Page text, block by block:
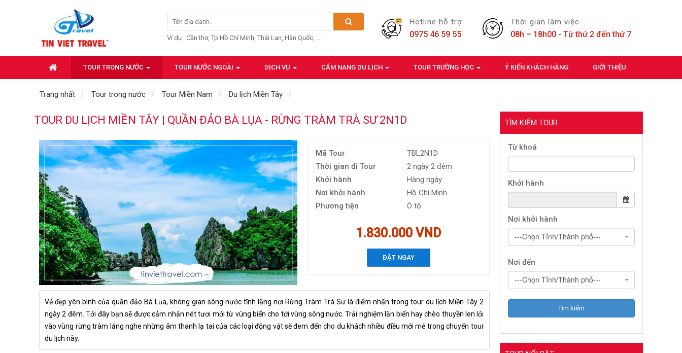
Ví dụ : Cần thơ, Tp Hồ Chí Minh, Thái Lan, Hàn Quốc, ...
Hotline hỗ trợ
0975 46 59 55
Thời gian làm việc
08h – 18h00 - Từ thứ 2 đến thứ 7
TOUR TRONG NƯỚC TOUR NƯỚC NGOÀI DỊCH VỤ CẨM NANG DU LỊCH TOUR TRƯỜNG HỌC Ý KIẾN KHÁCH HÀNG GIỚI THIỆU
Trang nhất Tour trong nước Tour Miền Nam Du lịch Miền Tây
TOUR DU LỊCH MIỀN TÂY | QUẦN ĐẢO BÀ LỤA - RỪNG TRÀM TRÀ SƯ 2N1D
Mã Tour
TBL2N1D
Thời gian đi Tour
2 ngày 2 đêm
Khởi hành
Hàng ngày
Nơi khởi hành
Hồ Chí Minh
Phương tiện
Ô tô
1.830.000 VND
ĐẶT NGAY
Vẻ đẹp yên bình của quần đảo Bà Lụa, không gian sông nước tĩnh lặng nơi Rừng Tràm Trà Sư là điểm nhấn trong tour du lịch Miền Tây 2
ngày 2 đêm. Tới đây bạn sẽ được cảm nhận nét tươi mới từ vùng biển cho tới vùng sông nước. Trải nghiệm lặn biển hay chèo thuyền len lỏi
vào vùng rừng tràm lắng nghe những âm thanh lạ tai của các loại động vật sẽ đem đến cho du khách nhiều điều mới mẻ trong chuyến tour
du lịch này.
TÌM KIẾM TOUR
Từ khoá
Khởi hành
Nơi khởi hành
---Chọn Tỉnh/Thành phố---
Nơi đến
---Chọn Tỉnh/Thành phố---